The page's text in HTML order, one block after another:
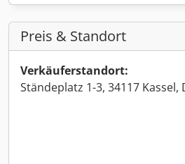
Preis & Standort
Verkäuferstandort:
Ständeplatz 1-3, 34117 Kassel,